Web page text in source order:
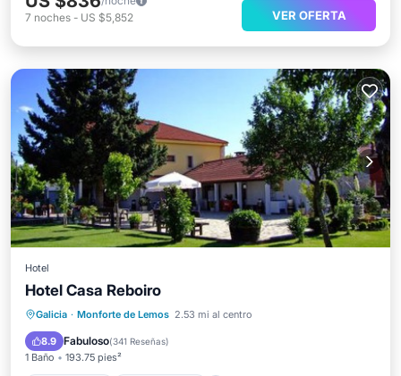
7 noches - US $5,852 VER OFERTA
Hotel
Hotel Casa Reboiro
Galicia · Monforte de Lemos 2.53 mi al centro
8.9 Fabuloso(341 Reseñas)
1 Baño 193.75 pies²
Frente al mar Aparcamiento
Vista al mar